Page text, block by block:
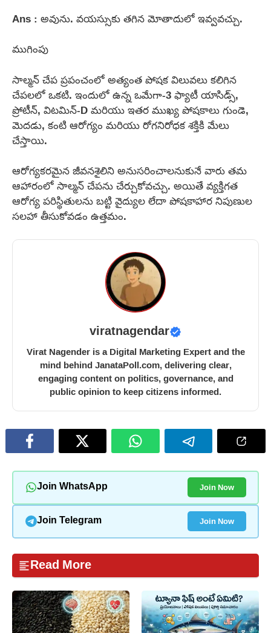
Ans : అవును. వయస్సుకు తగిన మోతాదులో ఇవ్వవచ్చు.
ముగింపు
సాల్మన్ చేప ప్రపంచంలో అత్యంత పోషక విలువలు కలిగిన
చేపలలో ఒకటి. ఇందులో ఉన్న ఒమేగా-3 ఫ్యాటీ యాసిడ్స్,
ప్రోటీన్, విటమిన్-D మరియు ఇతర ముఖ్య పోషకాలు గుండె,
మెదడు, కంటి ఆరోగ్యం మరియు రోగనిరోధక శక్తికి మేలు
చేస్తాయి.
ఆరోగ్యకరమైన జీవనశైలిని అనుసరించాలనుకునే వారు తమ
ఆహారంలో సాల్మన్ చేపను చేర్చుకోవచ్చు. అయితే వ్యక్తిగత
ఆరోగ్య పరిస్థితులను బట్టి వైద్యుల లేదా పోషకాహార నిపుణుల
సలహా తీసుకోవడం ఉత్తమం.
viratnagendar
Virat Nagender is a Digital Marketing Expert and the
mind behind JanataPoll.com, delivering clear,
engaging content on politics, governance, and
public opinion to keep citizens informed.
Join WhatsApp Join Now
Join Telegram Join Now
Read More